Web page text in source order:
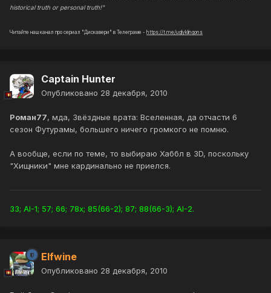
historical truth or personal truth!"
Читайте наш канал про сериал "Дискавери" в Телеграме - https://t.me/uglyklingons
Captain Hunter
Опубликовано 28 декабря, 2010
Роман77, мда, Звёздные врата: Вселенная, да отчасти 6
сезон Футурамы, большего ничего громкого не помню.
А вообще, если по теме, то выбираю Хаббл в 3D, поскольку
"Хищники" мне кардинально не приелся.
33; AI-1; 57; 66; 78x; 85(66-2); 87; 88(66-3); AI-2.
Elfwine
Опубликовано 28 декабря, 2010